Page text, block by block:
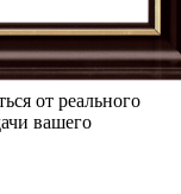
от реального
вашего